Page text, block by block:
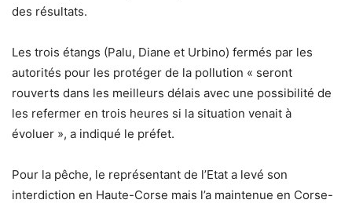
des résultats.
Les trois étangs (Palu, Diane et Urbino) fermés par les
autorités pour les protéger de la pollution « seront
rouverts dans les meilleurs délais avec une possibilité de
les refermer en trois heures si la situation venait à
évoluer », a indiqué le préfet.
Pour la pêche, le représentant de l’Etat a levé son
interdiction en Haute-Corse mais l’a maintenue en Corse-